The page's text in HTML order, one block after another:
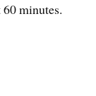
minutes.